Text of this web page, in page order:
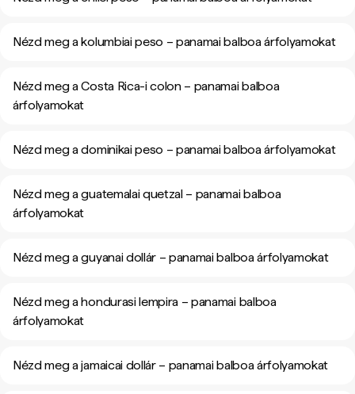
Nézd meg a kolumbiai peso – panamai balboa árfolyamokat
Nézd meg a Costa Rica-i colon – panamai balboa
árfolyamokat
Nézd meg a dominikai peso – panamai balboa árfolyamokat
Nézd meg a guatemalai quetzal – panamai balboa
árfolyamokat
Nézd meg a guyanai dollár – panamai balboa árfolyamokat
Nézd meg a hondurasi lempira – panamai balboa
árfolyamokat
Nézd meg a jamaicai dollár – panamai balboa árfolyamokat